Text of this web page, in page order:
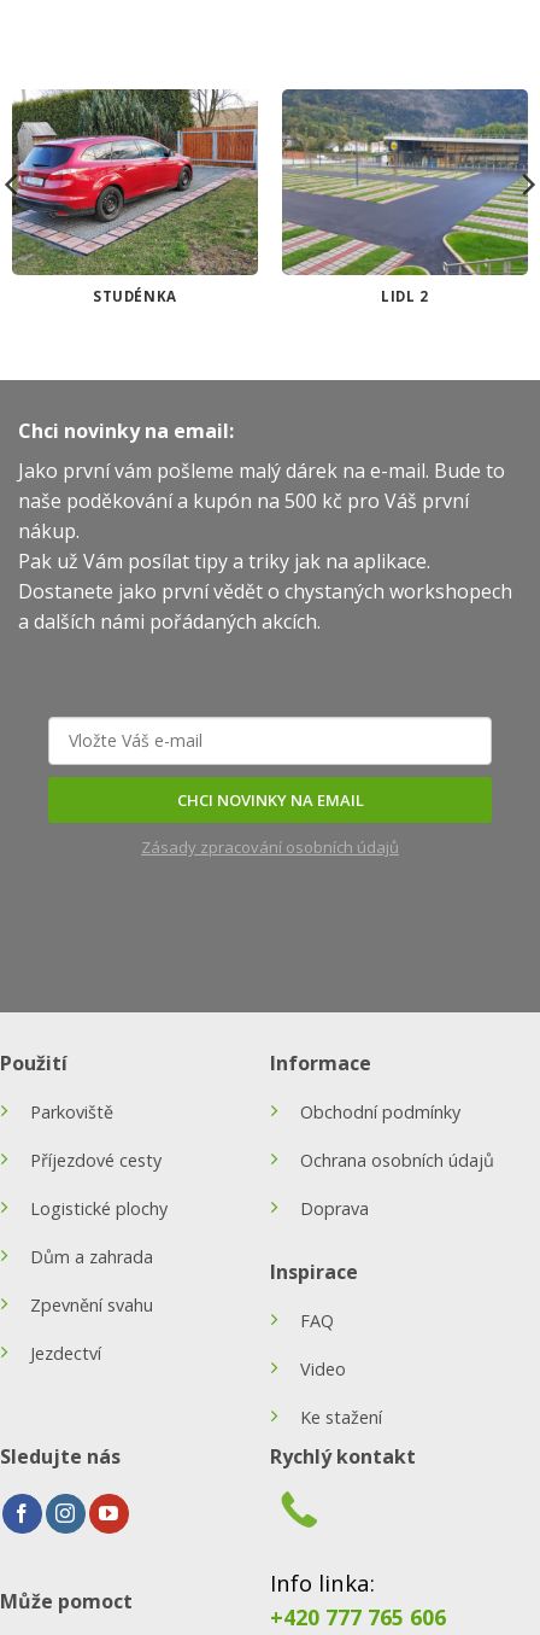
STUDÉNKA LIDL 2
Chci novinky na email:
Jako první vám pošleme malý dárek na e-mail. Bude to
naše poděkování a kupón na 500 kč pro Váš první
nákup.
Pak už Vám posílat tipy a triky jak na aplikace.
Dostanete jako první vědět o chystaných workshopech
a dalších námi pořádaných akcích.
CHCI NOVINKY NA EMAIL
Zásady zpracování osobních údajů
Použití
Parkoviště
Příjezdové cesty
Logistické plochy
Dům a zahrada
Zpevnění svahu
Jezdectví
Informace
Obchodní podmínky
Ochrana osobních údajů
Doprava
Inspirace
FAQ
Video
Ke stažení
Sledujte nás
Může pomoct
Rychlý kontakt
Info linka:
+420 777 765 606